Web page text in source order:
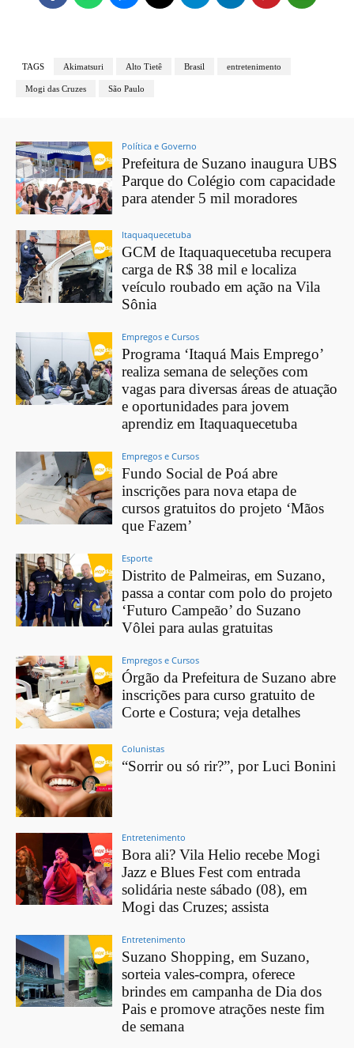
TAGS Akimatsuri Alto Tietê Brasil entretenimento
Mogi das Cruzes São Paulo
Política e Governo
Prefeitura de Suzano inaugura UBS
Parque do Colégio com capacidade
para atender 5 mil moradores
Itaquaquecetuba
GCM de Itaquaquecetuba recupera
carga de R$ 38 mil e localiza
veículo roubado em ação na Vila
Sônia
Empregos e Cursos
Programa ‘Itaquá Mais Emprego’
realiza semana de seleções com
vagas para diversas áreas de atuação
e oportunidades para jovem
aprendiz em Itaquaquecetuba
Empregos e Cursos
Fundo Social de Poá abre
inscrições para nova etapa de
cursos gratuitos do projeto ‘Mãos
que Fazem’
Esporte
Distrito de Palmeiras, em Suzano,
passa a contar com polo do projeto
‘Futuro Campeão’ do Suzano
Vôlei para aulas gratuitas
Empregos e Cursos
Órgão da Prefeitura de Suzano abre
inscrições para curso gratuito de
Corte e Costura; veja detalhes
Colunistas
“Sorrir ou só rir?”, por Luci Bonini
Entretenimento
Bora ali? Vila Helio recebe Mogi
Jazz e Blues Fest com entrada
solidária neste sábado (08), em
Mogi das Cruzes; assista
Entretenimento
Suzano Shopping, em Suzano,
sorteia vales-compra, oferece
brindes em campanha de Dia dos
Pais e promove atrações neste fim
de semana